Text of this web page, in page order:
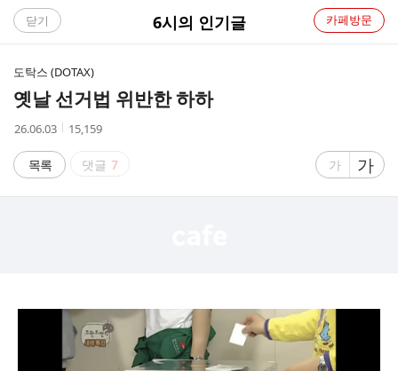
C
6시의 인기글
닫기 카페방문
도탁스 (DOTAX)
옛날 선거법 위반한 하하
작
시
간
26.06.03
조
15,159
목록 댓글 7
글
가
글
자
가